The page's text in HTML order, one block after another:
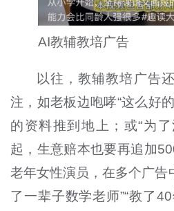
AI教辅教培广告
以往，教辅教培广告
注，如老板边咆哮“这么好
的资料推到地上；或“为
起，生意赔本也要再追加
老年女性演员，在多个广告
了一辈子数学老师”“教了40